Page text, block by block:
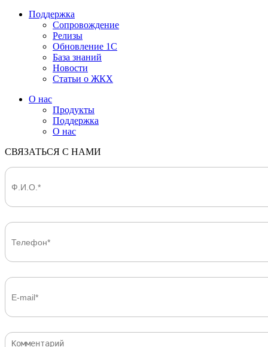
Поддержка
Сопровождение
Релизы
Обновление 1С
База знаний
Новости
Статьи о ЖКХ
О нас
Продукты
Поддержка
О нас
СВЯЗАТЬСЯ С НАМИ